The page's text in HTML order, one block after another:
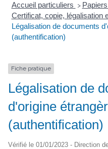
Accueil particuliers >
Certificat, copie, légalisation
Légalisation de documents
(authentification)
Fiche pratique
Légalisation de
d'origine
(authentification)
Vérifié le 01/01/2023 - Direction